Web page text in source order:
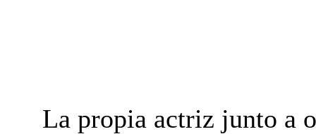
La propia actriz junto a